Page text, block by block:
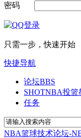
密码
只需一步，快速开始
快捷导航
论坛BBS
SHOTNBA投篮
任务
NBA篮球技术论坛-